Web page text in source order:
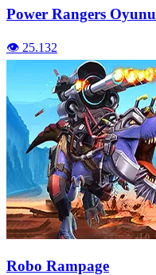
Power Rangers Oyunu
👁️ 25.132
Robo Rampage